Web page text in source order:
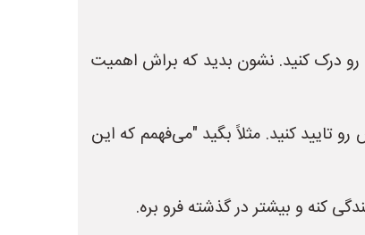
درک کنید. نشون بدید که براش اهمیت
تایید کنید. مثلاً بگید "می‌فهمم که این
کنه و بیشتر در گذشته فرو بره.